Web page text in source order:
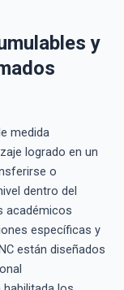
y
medida
logrado en un
o
dentro del
académicos
específicas y
están diseñados